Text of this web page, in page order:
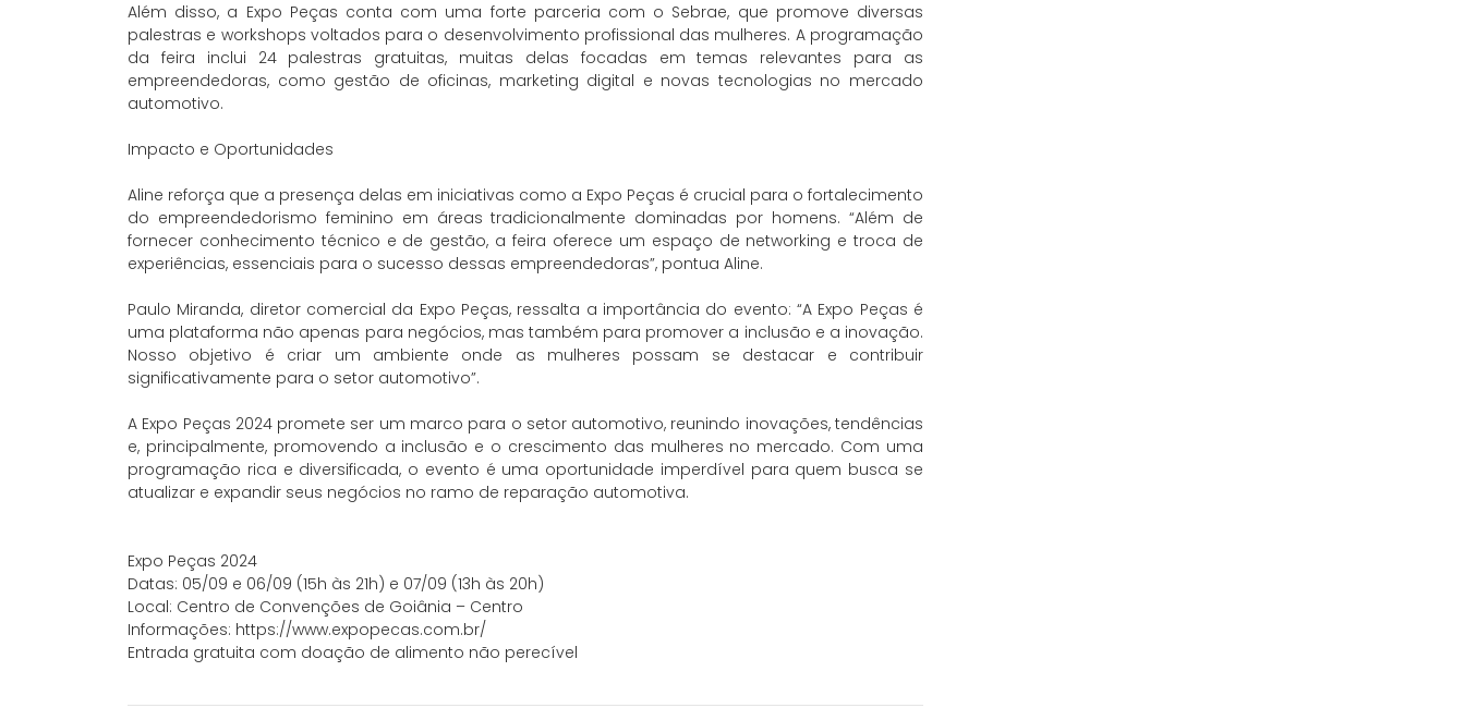
Além disso, a Expo Peças conta com uma forte parceria com o Sebrae, que promove diversas
palestras e workshops voltados para o desenvolvimento profissional das mulheres. A programação
da feira inclui 24 palestras gratuitas, muitas delas focadas em temas relevantes para as
empreendedoras, como gestão de oficinas, marketing digital e novas tecnologias no mercado
automotivo.
Impacto e Oportunidades
Aline reforça que a presença delas em iniciativas como a Expo Peças é crucial para o fortalecimento
do empreendedorismo feminino em áreas tradicionalmente dominadas por homens. “Além de
fornecer conhecimento técnico e de gestão, a feira oferece um espaço de networking e troca de
experiências, essenciais para o sucesso dessas empreendedoras”, pontua Aline.
Paulo Miranda, diretor comercial da Expo Peças, ressalta a importância do evento: “A Expo Peças é
uma plataforma não apenas para negócios, mas também para promover a inclusão e a inovação.
Nosso objetivo é criar um ambiente onde as mulheres possam se destacar e contribuir
significativamente para o setor automotivo”.
A Expo Peças 2024 promete ser um marco para o setor automotivo, reunindo inovações, tendências
e, principalmente, promovendo a inclusão e o crescimento das mulheres no mercado. Com uma
programação rica e diversificada, o evento é uma oportunidade imperdível para quem busca se
atualizar e expandir seus negócios no ramo de reparação automotiva.
Expo Peças 2024
Datas: 05/09 e 06/09 (15h às 21h) e 07/09 (13h às 20h)
Local: Centro de Convenções de Goiânia – Centro
Informações: https://www.expopecas.com.br/
Entrada gratuita com doação de alimento não perecível